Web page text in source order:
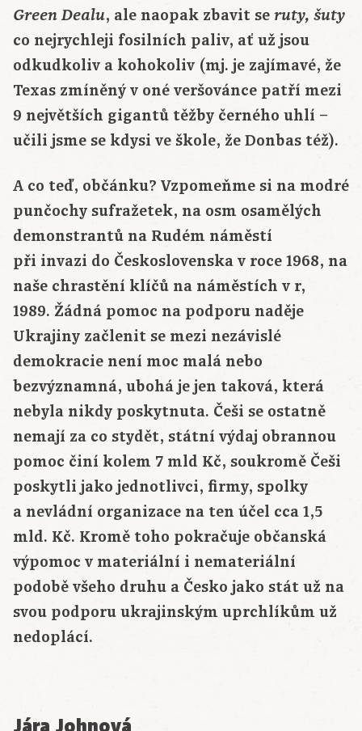
Green Dealu, ale naopak zbavit se ruty, šuty
co nejrychleji fosilních paliv, ať už jsou
odkudkoliv a kohokoliv (mj. je zajímavé, že
Texas zmíněný v oné veršovánce patří mezi
9 největších gigantů těžby černého uhlí –
učili jsme se kdysi ve škole, že Donbas též).
A co teď, občánku? Vzpomeňme si na modré
punčochy sufražetek, na osm osamělých
demonstrantů na Rudém náměstí
při invazi do Československa v roce 1968, na
naše chrastění klíčů na náměstích v r,
1989. Žádná pomoc na podporu naděje
Ukrajiny začlenit se mezi nezávislé
demokracie není moc malá nebo
bezvýznamná, ubohá je jen taková, která
nebyla nikdy poskytnuta. Češi se ostatně
nemají za co stydět, státní výdaj obrannou
pomoc činí kolem 7 mld Kč, soukromě Češi
poskytli jako jednotlivci, firmy, spolky
a nevládní organizace na ten účel cca 1,5
mld. Kč. Kromě toho pokračuje občanská
výpomoc v materiální i nemateriální
podobě všeho druhu a Česko jako stát už na
svou podporu ukrajinským uprchlíkům už
nedoplácí.